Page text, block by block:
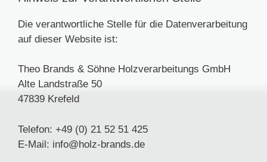
Die verantwortliche Stelle für die Datenverarbeitung
auf dieser Website ist:
Theo Brands & Söhne Holzverarbeitungs GmbH
Alte Landstraße 50
47839 Krefeld
Telefon: +49 (0) 21 52 51 425
E-Mail: info@holz-brands.de